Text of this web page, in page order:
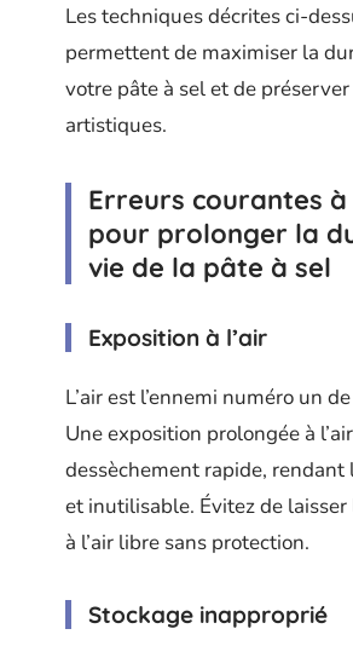
Les techniques décrites ci-
permettent de maximiser la
votre pâte à sel et de
artistiques.
Erreurs courantes
pour prolonger la
vie de la pâte à sel
Exposition à l’air
L’air est l’ennemi numéro un
Une exposition prolongée à
dessèchement rapide,
et inutilisable. Évitez de laisser
à l’air libre sans protection.
Stockage inapproprié